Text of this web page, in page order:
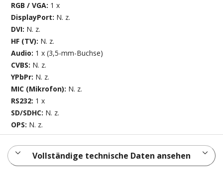
RGB / VGA: 1 x
DisplayPort: N. z.
DVI: N. z.
HF (TV): N. z.
Audio: 1 x (3,5-mm-Buchse)
CVBS: N. z.
YPbPr: N. z.
MIC (Mikrofon): N. z.
RS232: 1 x
SD/SDHC: N. z.
OPS: N. z.
Vollständige technische Daten ansehen